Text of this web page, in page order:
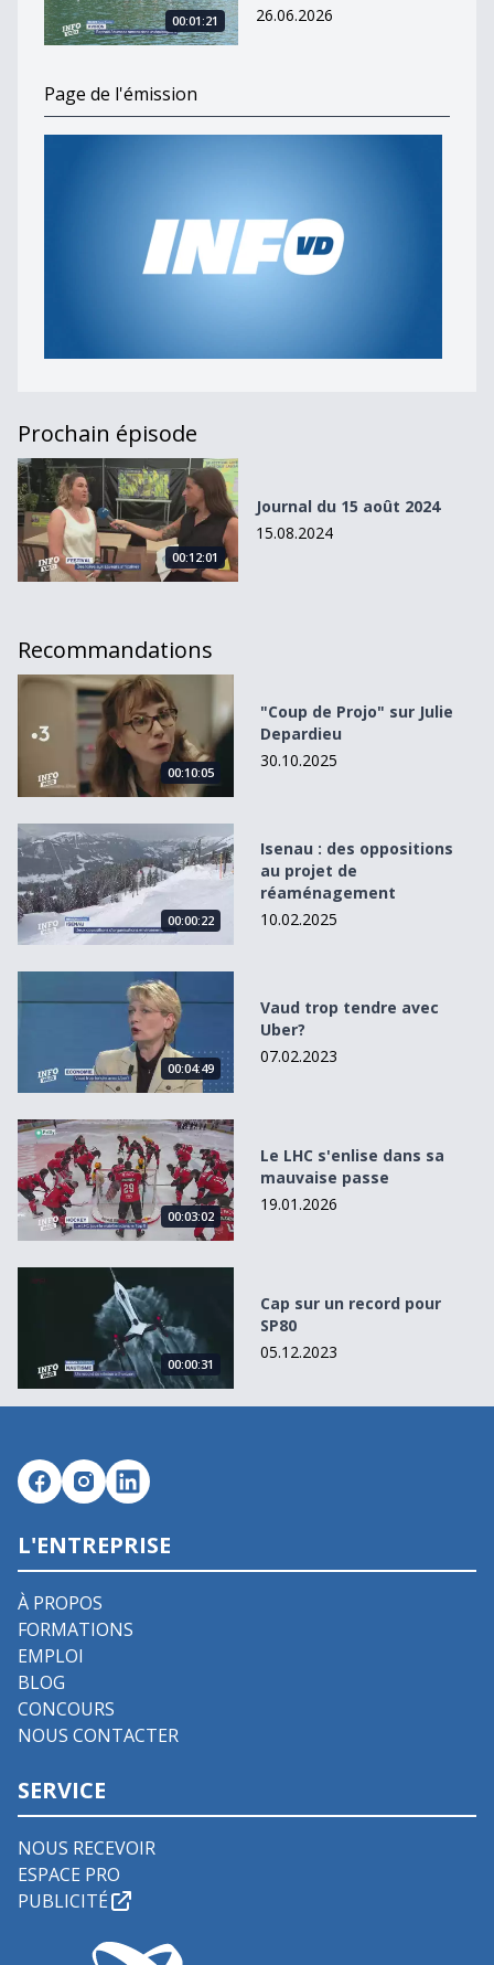
00:01:21
26.06.2026
Page de l'émission
Prochain épisode
Journal du 15 août 2024
00:12:01
Journal du 15 août 2024
15.08.2024
Recommandations
&quot;Coup de Projo&quot; sur Julie Depardieu
00:10:05
"Coup de Projo" sur Julie
Depardieu
30.10.2025
Isenau : des oppositions au projet de réaménagement
00:00:22
Isenau : des oppositions
au projet de
réaménagement
10.02.2025
Vaud trop tendre avec Uber?
00:04:49
Vaud trop tendre avec
Uber?
07.02.2023
Le LHC s&#039;enlise dans sa mauvaise passe
00:03:02
Le LHC s'enlise dans sa
mauvaise passe
19.01.2026
Cap sur un record pour SP80
00:00:31
Cap sur un record pour
SP80
05.12.2023
L'ENTREPRISE
À PROPOS
FORMATIONS
EMPLOI
BLOG
CONCOURS
NOUS CONTACTER
SERVICE
NOUS RECEVOIR
ESPACE PRO
PUBLICITÉ